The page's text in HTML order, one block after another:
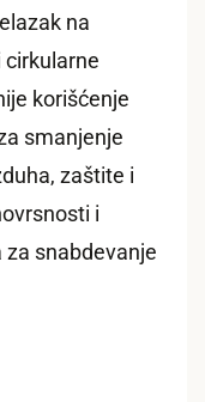
na
cirkularne
korišćenje
smanjenje
zaštite i
i
snabdevanje